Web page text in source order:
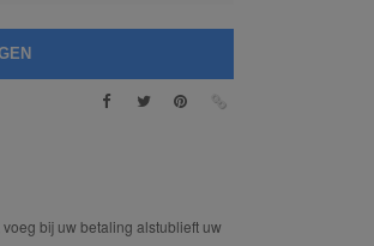
bij uw betaling alstublieft uw